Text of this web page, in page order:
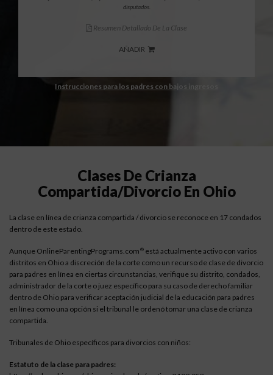
disputados.
Resumen Detallado De La Clase
AÑADIR
Instrucciones para los padres con bajos ingresos
Clases De Crianza
Compartida/divorcio En Ohio
La clase en línea de crianza compartida / divorcio se reconoce en 17 condados
dentro de este estado.
Aunque OnlineParentingPrograms.com ® está actualmente activo con varios
distritos en Ohio a discreción de la corte como un recurso de clase de divorcio
para padres en línea en ciertas circunstancias, verifique su distrito, condados,
administrador de la corte o juez específico para su caso de derecho familiar
dentro de Ohio para verificar aceptación judicial de la educación para padres
en línea como una opción si el tribunal le ordenó tomar una clase de crianza
compartida.
Tribunales de Ohio específicos para divorcios con niños:
Estatuto de la clase para padres: